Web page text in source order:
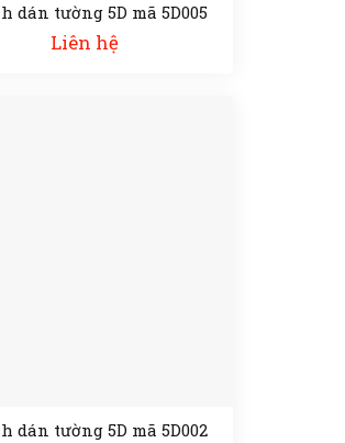
dán tường 5D mã 5D005
Liên hệ
dán tường 5D mã 5D002